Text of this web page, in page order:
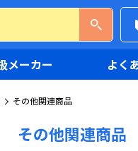
メーカー よく
その他関連商品
その他関連商品